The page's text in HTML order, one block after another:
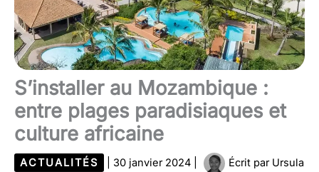
S’installer au Mozambique :
entre plages paradisiaques et
culture africaine
ACTUALITÉS 30 janvier 2024 Écrit par Ursula